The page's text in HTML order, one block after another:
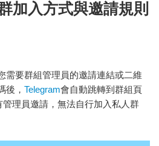
加入方式與邀請規則
需要群組管理員的邀請連結或二維
後， Telegram會自動跳轉到群組頁
管理員邀請，無法自行加入私人群